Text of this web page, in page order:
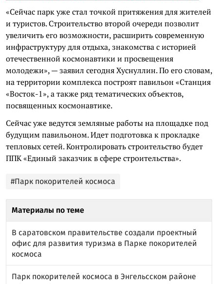
«Сейчас парк уже стал точкой притяжения для жителей
и туристов. Строительство второй очереди позволит
увеличить его возможности, расширить современную
инфраструктуру для отдыха, знакомства с историей
отечественной космонавтики и просвещения
молодежи», — заявил сегодня Хуснуллин. По его словам,
на территории комплекса построят павильон «Станция
«Восток-1», а также ряд тематических объектов,
посвященных космонавтике.
Сейчас уже ведутся земляные работы на площадке под
будущим павильоном. Идет подготовка к прокладке
тепловых сетей. Контролировать строительство будет
ППК «Единый заказчик в сфере строительства».
#Парк покорителей космоса
Материалы по теме
В саратовском правительстве создали проектный
офис для развития туризма в Парке покорителей
космоса
Парк покорителей космоса в Энгельсском районе